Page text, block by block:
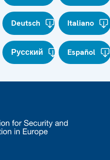
Deutsch Italiano
Русский Español